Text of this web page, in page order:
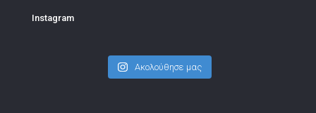
Instagram
Ακολούθησε μας